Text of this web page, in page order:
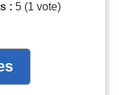
: 5 (1 vote)